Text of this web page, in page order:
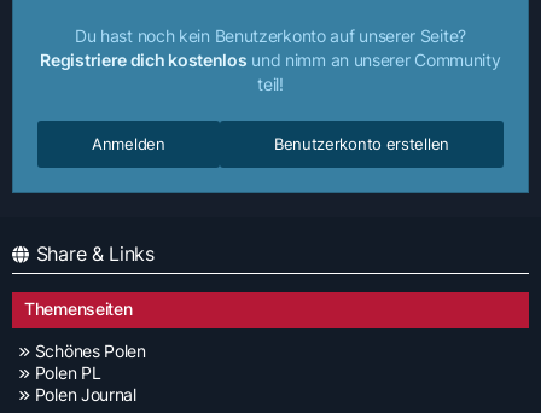
Du hast noch kein Benutzerkonto auf unserer Seite?
Registriere dich kostenlos und nimm an unserer Community
teil!
Benutzerkonto erstellen
Anmelden
Share & Links
Themenseiten
Schönes Polen
Polen PL
Polen Journal